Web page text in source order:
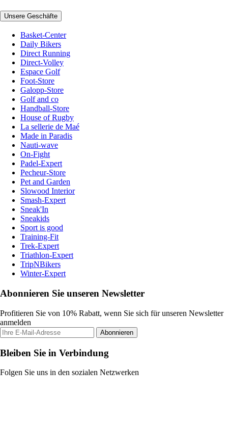
Unsere Geschäfte
Basket-Center
Daily Bikers
Direct Running
Direct-Volley
Espace Golf
Foot-Store
Galopp-Store
Golf and co
Handball-Store
House of Rugby
La sellerie de Maé
Made in Paradis
Nauti-wave
On-Fight
Padel-Expert
Pecheur-Store
Pet and Garden
Slowood Interior
Smash-Expert
Sneak'In
Sneakids
Sport is good
Training-Fit
Trek-Expert
Triathlon-Expert
TripNBikers
Winter-Expert
Abonnieren Sie unseren Newsletter
Profitieren Sie von 10% Rabatt, wenn Sie sich für unseren Newsletter
anmelden
Abonnieren
Bleiben Sie in Verbindung
Folgen Sie uns in den sozialen Netzwerken